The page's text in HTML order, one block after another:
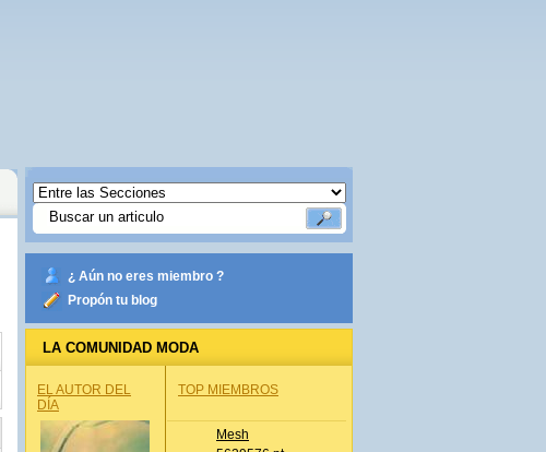
¿ Aún no eres miembro ?
Propón tu blog
LA COMUNIDAD MODA
EL AUTOR DEL
DÍA
TOP MIEMBROS
Mesh